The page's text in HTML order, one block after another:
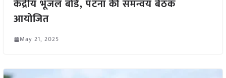
केंद्रीय भूजल बोर्ड, पटना की समन्वय बैठक
आयोजित
May 21, 2025